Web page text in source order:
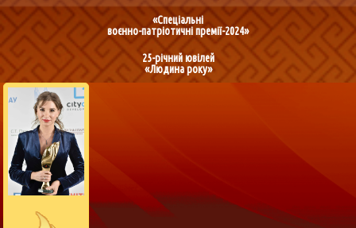
«Спеціальні
воєнно-патріотичні премії-2024»
25-річний ювілей
«Людина року»